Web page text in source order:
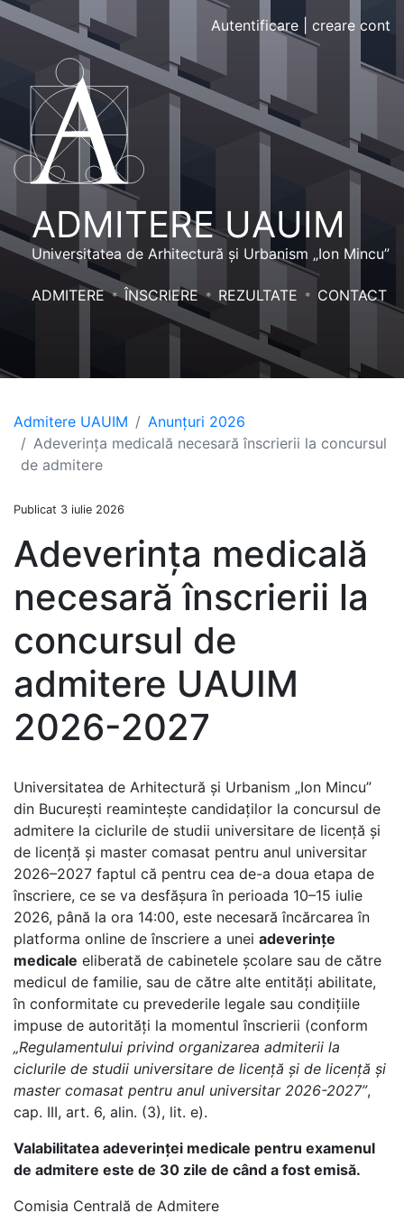
Autentificare creare cont
ADMITERE UAUIM
Universitatea de Arhitectură și Urbanism „Ion Mincu”
ADMITERE ÎNSCRIERE REZULTATE CONTACT
Admitere UAUIM
Anunțuri 2026
Adeverința medicală necesară înscrierii la concursul
de admitere
Publicat 3 iulie 2026
Adeverința medicală
necesară înscrierii la
concursul de
admitere UAUIM
2026-2027
Universitatea de Arhitectură și Urbanism „Ion Mincu”
din București reamintește candidaților la concursul de
admitere la ciclurile de studii universitare de licență și
de licență și master comasat pentru anul universitar
2026–2027 faptul că pentru cea de-a doua etapa de
înscriere, ce se va desfășura în perioada 10–15 iulie
2026, până la ora 14:00, este necesară încărcarea în
platforma online de înscriere a unei adeverințe
medicale eliberată de cabinetele școlare sau de către
medicul de familie, sau de către alte entități abilitate,
în conformitate cu prevederile legale sau condițiile
impuse de autorități la momentul înscrierii (conform
„Regulamentului privind organizarea admiterii la
ciclurile de studii universitare de licență și de licență și
master comasat pentru anul universitar 2026-2027”,
cap. III, art. 6, alin. (3), lit. e).
Valabilitatea adeverinței medicale pentru examenul
de admitere este de 30 zile de când a fost emisă.
Comisia Centrală de Admitere